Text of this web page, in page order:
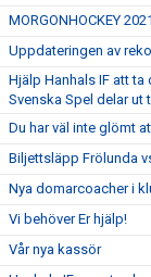
MORGONHOCKEY
Uppdateringen av
Hjälp Hanhals IF att
Svenska Spel delar ut
Du har väl inte glömt
Biljettsläpp Frölunda
Nya domarcoacher i
Vi behöver Er hjälp!
Vår nya kassör